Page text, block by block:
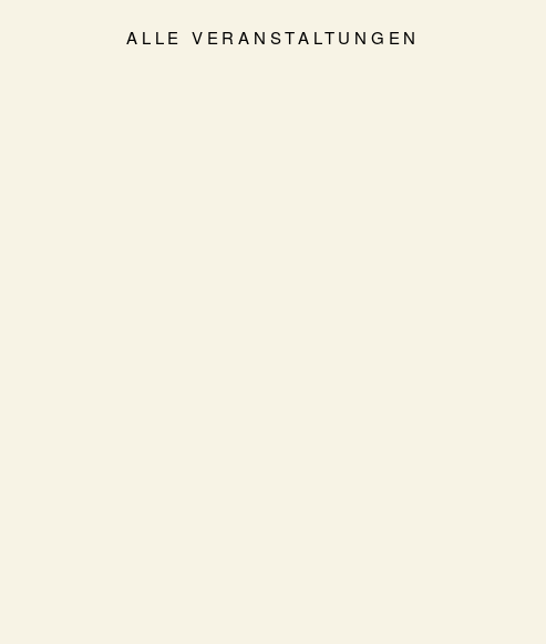
ALLE VERANSTALTUNGEN